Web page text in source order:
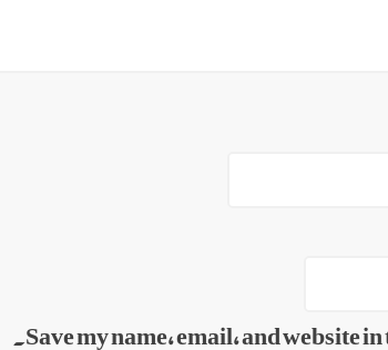
Save my name, email, and website